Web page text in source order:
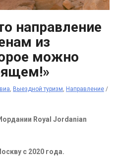
направление
из
можно
, Выездной туризм, Направление /
Royal Jordanian
с 2020 года.